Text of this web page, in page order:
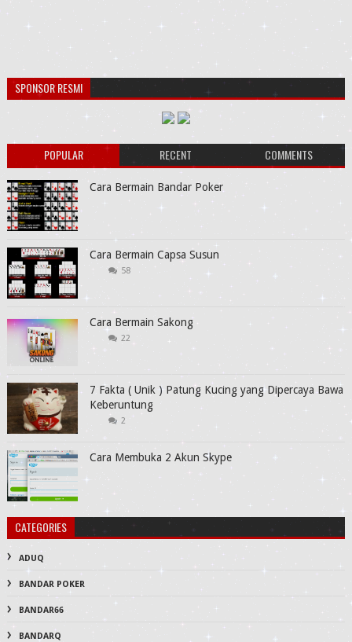
SPONSOR RESMI
POPULAR RECENT COMMENTS
Cara Bermain Bandar Poker
Cara Bermain Capsa Susun
58
Cara Bermain Sakong
22
7 Fakta ( Unik ) Patung Kucing yang Dipercaya Bawa
Keberuntung
2
Cara Membuka 2 Akun Skype
CATEGORIES
ADUQ
BANDAR POKER
BANDAR66
BANDARQ